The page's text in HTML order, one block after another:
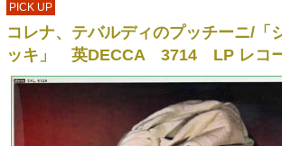
PICK UP
コレナ、テバルディのプッチーニ/「
ッキ」 英DECCA 3714 LP レコ